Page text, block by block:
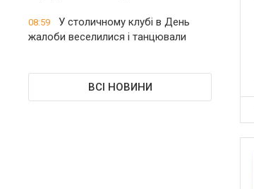
08:59
У столичному клубі в День
жалоби веселилися і танцювали
ВСІ НОВИНИ